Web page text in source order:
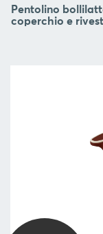
Pentolino
coperchio e